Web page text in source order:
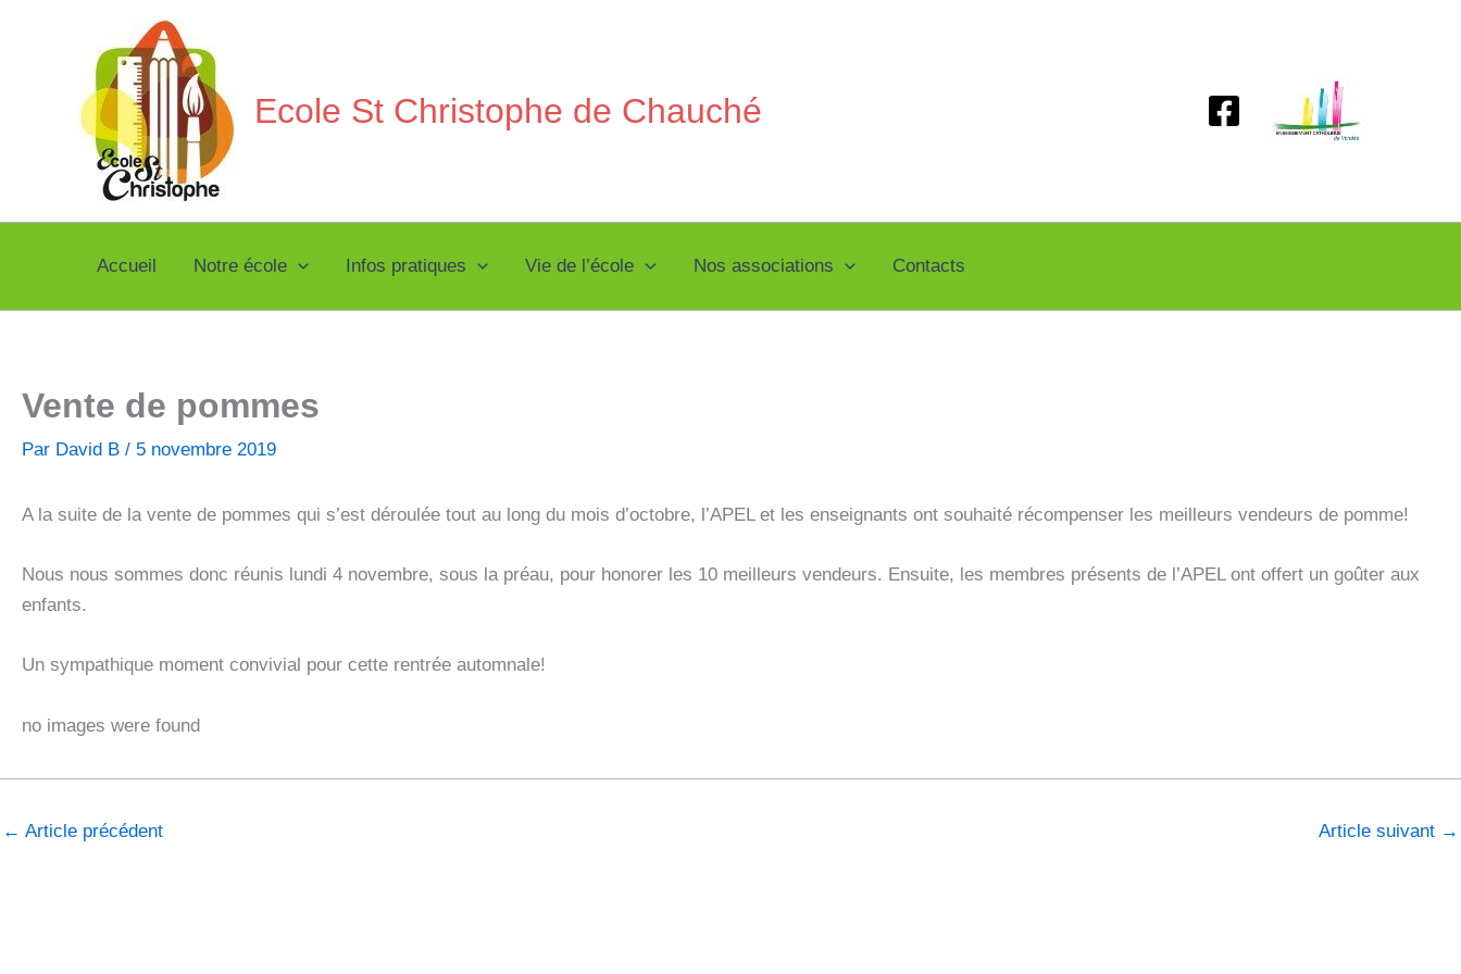
Ecole St Christophe de Chauché
Accueil Notre école Infos pratiques Vie de l’école Nos associations Contacts
Vente de pommes
Par David B / 5 novembre 2019
A la suite de la vente de pommes qui s’est déroulée tout au long du mois d’octobre, l’APEL et les enseignants ont souhaité récompenser les meilleurs vendeurs de pomme!
Nous nous sommes donc réunis lundi 4 novembre, sous la préau, pour honorer les 10 meilleurs vendeurs. Ensuite, les membres présents de l’APEL ont offert un goûter aux
enfants.
Un sympathique moment convivial pour cette rentrée automnale!
no images were found
← Article précédent Article suivant →